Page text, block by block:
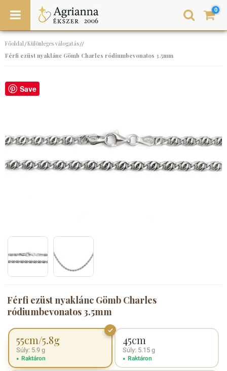
0
Főoldal/Különleges válogatás//
Férfi ezüst nyaklánc Gömb Charles ródiumbevonatos 3.5mm
Save
Férfi ezüst nyaklánc Gömb Charles
ródiumbevonatos 3.5mm
55cm/5.8g
Súly: 5.9 g
Raktáron
45cm
Súly: 5.15 g
Raktáron